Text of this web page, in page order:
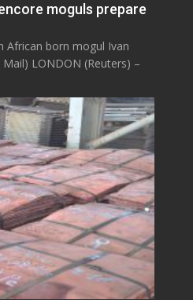
moguls prepare
African born mogul Ivan
LONDON (Reuters) –